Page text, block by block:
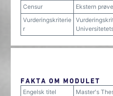
Censur
Ekstern prøve
Vurderingskriterie
r
FAKTA OM MODULET
Engelsk titel
Master's